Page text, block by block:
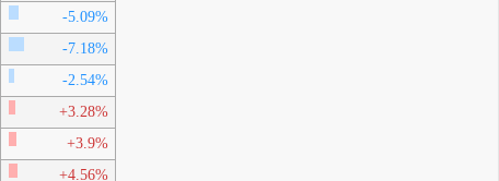
-5.09%
-7.18%
-2.54%
+3.28%
+3.9%
+4.56%